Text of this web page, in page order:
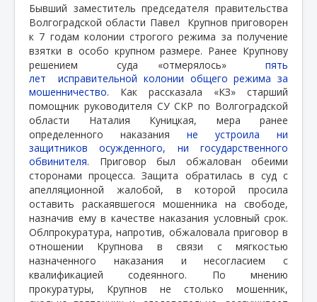
Бывший заместитель председателя правительства
Волгоградской области Павел
Крупнов приговорен
к 7 годам колонии строгого режима за получение
взятки в особо крупном размере. Ранее Крупнову
решением
суда «отмерялось»
пять
лет исправительной колонии общего режима за
мошенничество. Как рассказала «КЗ» старший
помощник руководителя СУ СКР по Волгоградской
области Наталия Куницкая, мера ранее
определенного наказания не устроила ни
защитников осужденного, ни государственного
обвинителя. Приговор был обжалован обеими
сторонами процесса. Защита обратилась в суд с
апелляционной жалобой, в которой просила
оставить раскаявшегося мошенника на свободе,
назначив ему в качестве наказания условный срок.
Облпрокуратура, напротив, обжаловала приговор в
отношении Крупнова в связи с мягкостью
назначенного наказания и несогласием с
квалификацией содеянного. По мнению
прокуратуры, Крупнов не столько мошенник,